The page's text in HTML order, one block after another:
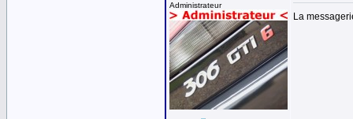
Administrateur
La